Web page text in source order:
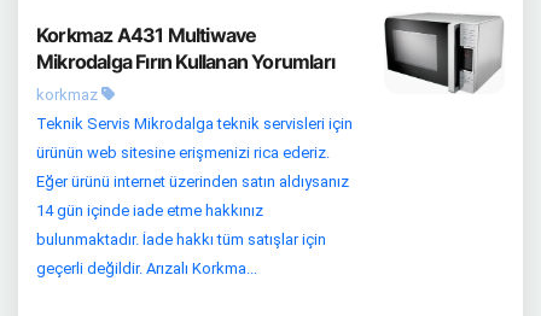
Korkmaz A431 Multiwave
Mikrodalga Fırın Kullanan Yorumları
korkmaz
Teknik Servis Mikrodalga teknik servisleri için
ürünün web sitesine erişmenizi rica ederiz.
Eğer ürünü internet üzerinden satın aldıysanız
14 gün içinde iade etme hakkınız
bulunmaktadır. İade hakkı tüm satışlar için
geçerli değildir. Arızalı Korkma...